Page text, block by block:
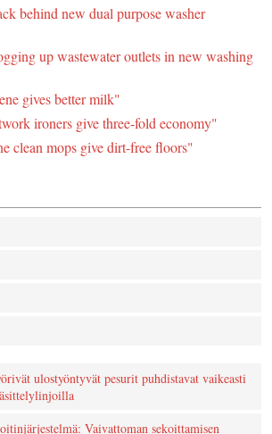
behind new dual purpose washer
up wastewater outlets in new washing
gives better milk"
ironers give three-fold economy"
clean mops give dirt-free floors"
ulostyöntyvät pesurit puhdistavat vaikeasti
Vaivattoman sekoittamisen